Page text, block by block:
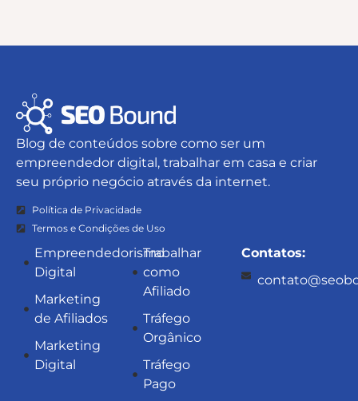
Blog de conteúdos sobre como ser um
empreendedor digital, trabalhar em casa e criar
seu próprio negócio através da internet.
Política de Privacidade
Termos e Condições de Uso
Empreendedorismo
Digital
Marketing
de Afiliados
Marketing
Digital
Trabalhar
como
Afiliado
Tráfego
Orgânico
Tráfego
Pago
Contatos: